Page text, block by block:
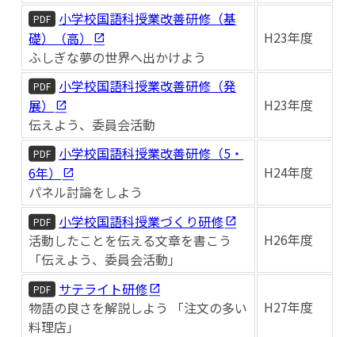
PDF
小学校国語科授業改善研修（基
礎）（高）
ふしぎな夢の世界へ出かけよう
H23年度
PDF
小学校国語科授業改善研修（発
展）
伝えよう、委員会活動
H23年度
PDF
小学校国語科授業改善研修（5・
6年）
パネル討論をしよう
H24年度
PDF
小学校国語科授業づくり研修
活動したことを伝える文章を書こう
「伝えよう、委員会活動」
H26年度
PDF
サテライト研修
物語の良さを解説しよう 「注文の多い
料理店」
H27年度